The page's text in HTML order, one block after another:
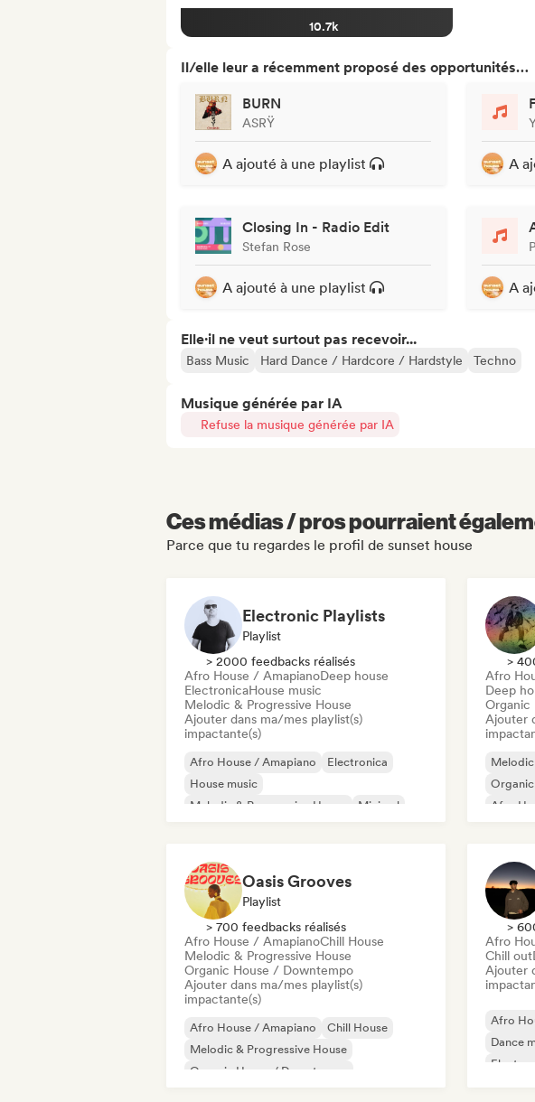
10.7k
Il/elle leur a récemment proposé des opportunités…
BURN
ASRŸ
A ajouté à une playlist A
Closing In - Radio Edit
Stefan Rose
A ajouté à une playlist A
Elle·il ne veut surtout pas recevoir...
Bass Music Hard Dance / Hardcore / Hardstyle Techno
Musique générée par IA
Refuse la musique générée par IA
Ces médias / pros pourraient
Parce que tu regardes le profil de sunset house
Electronic Playlists
Playlist
> 2000 feedbacks réalisés
Afro House / AmapianoDeep house
ElectronicaHouse music
Melodic & Progressive House
Ajouter dans ma/mes playlist(s)
impactante(s)
Afro House / Amapiano
Electronica
House music
Melodic & Progressive House
Minimal
>
Afro
Deep
Organic
Ajouter
Afro
Oasis Grooves
Playlist
> 700 feedbacks réalisés
Afro House / AmapianoChill House
Melodic & Progressive House
Organic House / Downtempo
Ajouter dans ma/mes playlist(s)
impactante(s)
Afro House / Amapiano
Chill House
Melodic & Progressive House
Organic House / Downtempo
>
Afro
Chill out
Ajouter
Afro
Dance